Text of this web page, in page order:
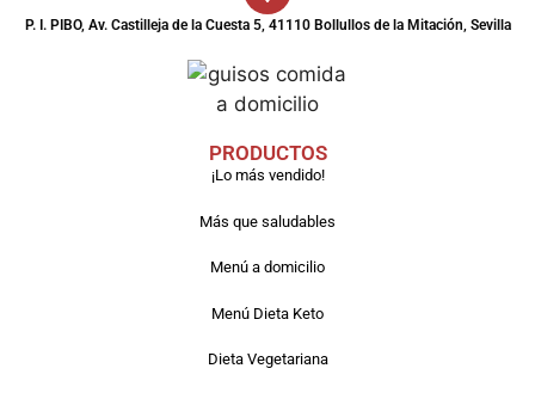
P. I. PIBO, Av. Castilleja de la Cuesta 5, 41110 Bollullos de la Mitación, Sevilla
PRODUCTOS
¡Lo más vendido!
Más que saludables
Menú a domicilio
Menú Dieta Keto
Dieta Vegetariana